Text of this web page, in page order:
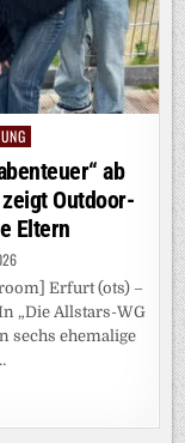
ab
Outdoor-
Eltern
Erfurt (ots) –
„Die Allstars-WG
sechs ehemalige